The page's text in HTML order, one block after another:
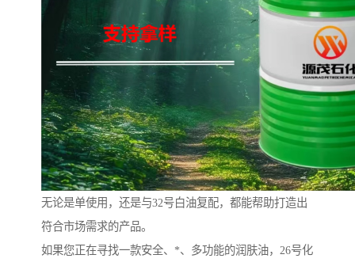
无论是单使用，还是与32号白油复配，都能帮助打造出
符合市场需求的产品。
如果您正在寻找一款安全、*、多功能的润肤油，26号化